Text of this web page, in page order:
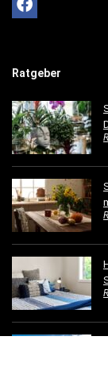
Ratgeber